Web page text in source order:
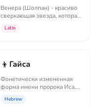
Венера (Шолпан) - красиво
сверкающая звезда, которая
луной,...
Latin
👦 Гайса
Фонетически измененная
форма имени пророка Иса,
языка мағ...
Hebrew